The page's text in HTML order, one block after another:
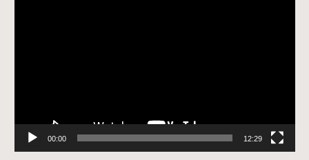
00:00 12:29